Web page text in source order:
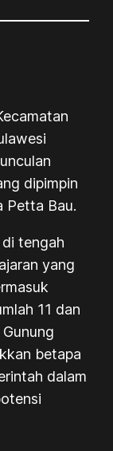
dipimpin
Petta Bau.
tengah
yang
11 dan
betapa
dalam